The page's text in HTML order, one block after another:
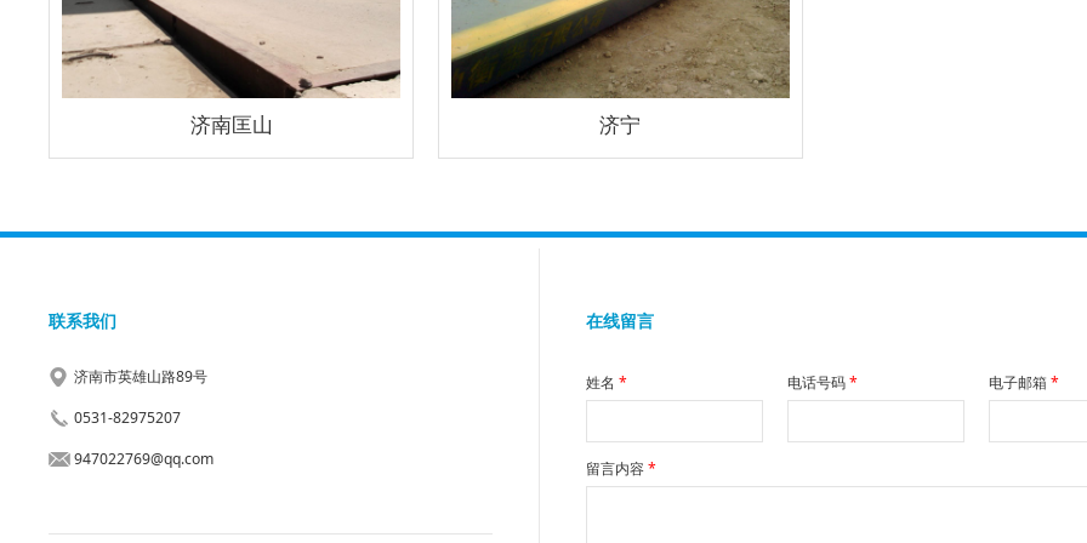
济南匡山 济宁
联系我们
济南市英雄山路89号
0531-82975207
947022769@qq.com
在线留言
姓名 * 电话号码* 电子邮箱 *
留言内容*